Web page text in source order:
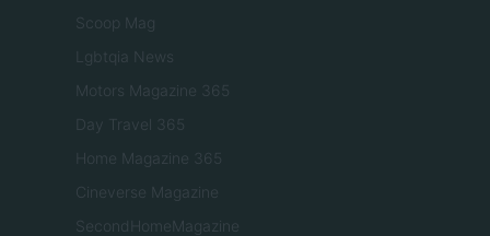
Scoop Mag
Lgbtqia News
Motors Magazine 365
Day Travel 365
Home Magazine 365
Cineverse Magazine
SecondHomeMagazine